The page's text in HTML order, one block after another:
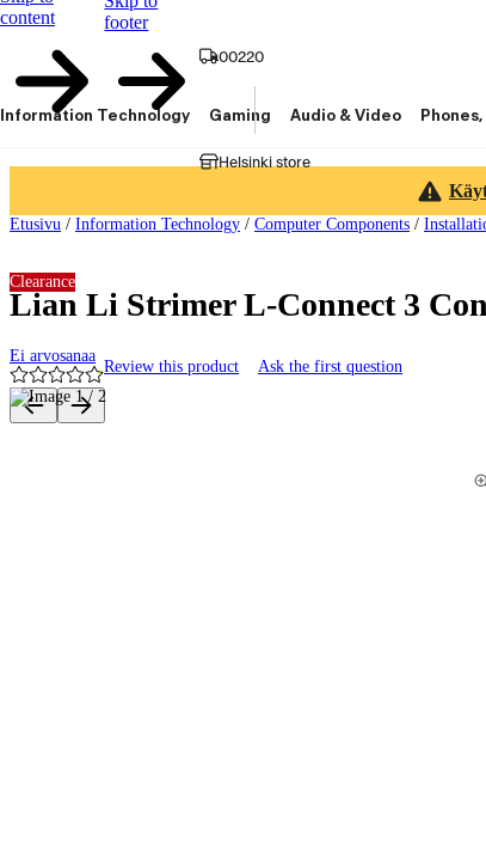
content
footer
00220
Helsinki store
Information Technology Gaming Audio & Video
Etusivu / Information Technology / Computer Components /
Lian Li Strimer L-Connect 3
Ei arvosanaa
Review this product Ask the first question
Clearance
Product images and videos